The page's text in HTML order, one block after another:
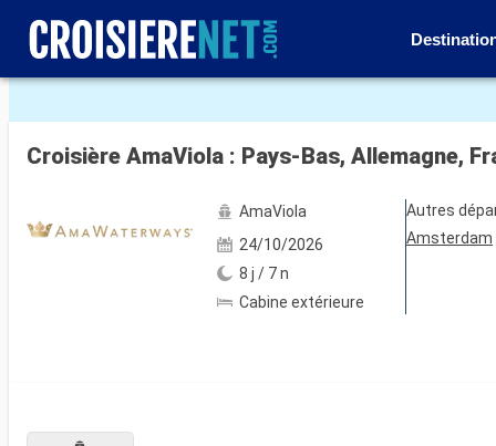
Voir les 5 autres photos
Croisière AmaViola : Pays-Bas, Allemagne,
AmaViola
24/10/2026
8 j / 7 n
Cabine extérieure
Autres
Amsterdam